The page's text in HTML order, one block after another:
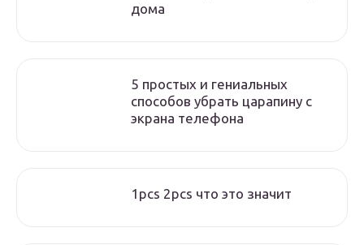
дома
5 простых и гениальных
способов убрать царапину с
экрана телефона
1pcs 2pcs что это значит